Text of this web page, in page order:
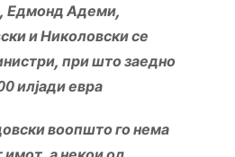
Едмонд Адеми,
и Николовски се
при што заедно
илјади евра
воопшто го нема